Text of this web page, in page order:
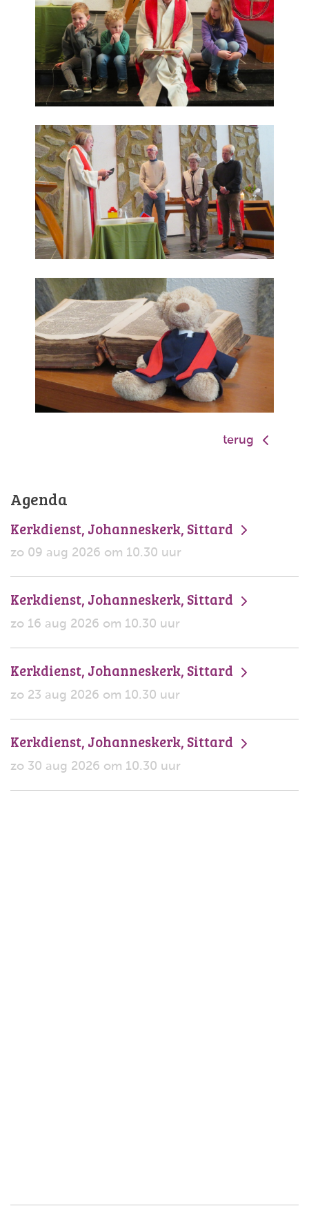
terug
Agenda
Kerkdienst, Johanneskerk, Sittard
zo 09 aug 2026 om 10.30 uur
Kerkdienst, Johanneskerk, Sittard
zo 16 aug 2026 om 10.30 uur
Kerkdienst, Johanneskerk, Sittard
zo 23 aug 2026 om 10.30 uur
Kerkdienst, Johanneskerk, Sittard
zo 30 aug 2026 om 10.30 uur